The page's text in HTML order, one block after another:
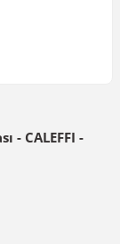
- CALEFFI -